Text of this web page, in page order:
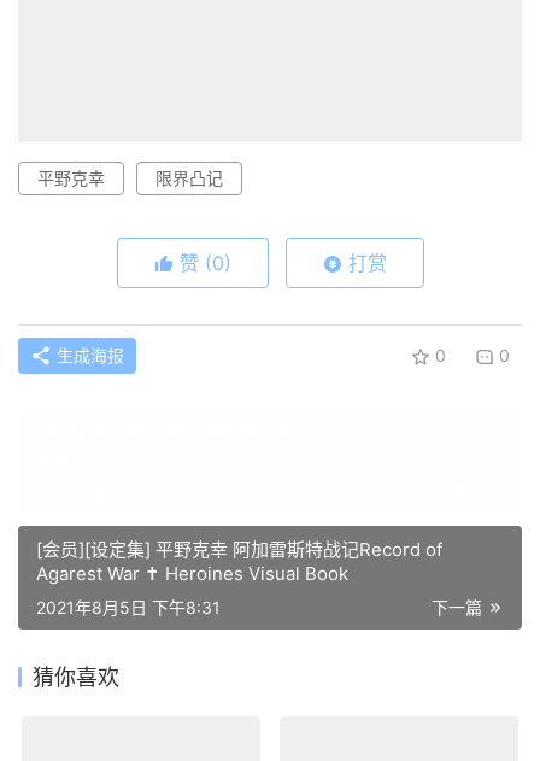
平野克幸 限界凸记
赞 (0) 打赏
生成海报 0 0
[会员][设定集] 平野克幸 阿加雷斯特战记Record of
Agarest War ✝ Heroines Visual Book
下一篇
2021年8月5日 下午8:31
猜你喜欢